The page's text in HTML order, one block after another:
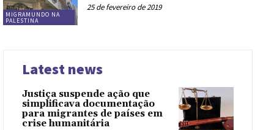
MIGRAMUNDO NA
PALESTINA
25 de fevereiro de 2019
Latest news
Justiça suspende ação que
simplificava documentação
para migrantes de países em
crise humanitária